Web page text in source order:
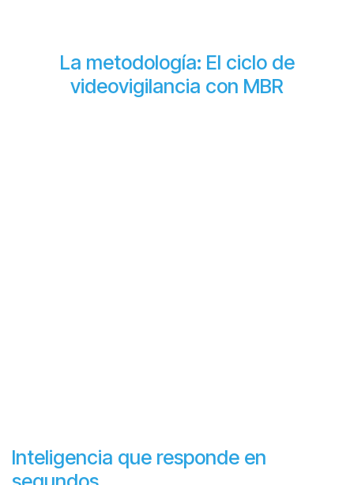
La metodología: El ciclo de
videovigilancia con MBR
Inteligencia que responde en